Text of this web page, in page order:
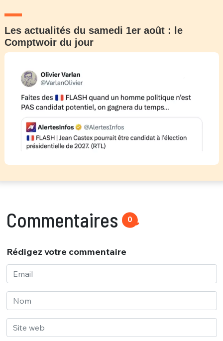
Les actualités du samedi 1er août : le
Comptwoir du jour
Commentaires 0
Rédigez votre commentaire